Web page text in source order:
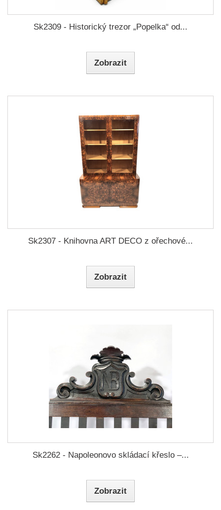
Sk2309 - Historický trezor „Popelka“ od...
Zobrazit
Sk2307 - Knihovna ART DECO z ořechové...
Zobrazit
Sk2262 - Napoleonovo skládací křeslo –...
Zobrazit